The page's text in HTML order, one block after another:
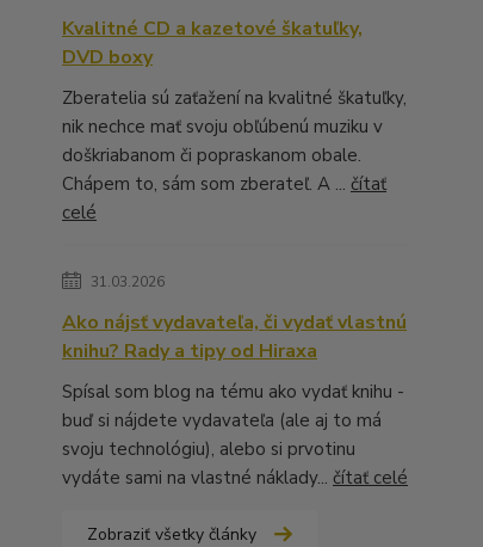
Kvalitné CD a kazetové škatuľky,
DVD boxy
Zberatelia sú zaťažení na kvalitné škatuľky,
nik nechce mať svoju obľúbenú muziku v
doškriabanom či popraskanom obale.
Chápem to, sám som zberateľ. A ... čítať
celé
31.03.2026
Ako nájsť vydavateľa, či vydať vlastnú
knihu? Rady a tipy od Hiraxa
Spísal som blog na tému ako vydať knihu -
buď si nájdete vydavateľa (ale aj to má
svoju technológiu), alebo si prvotinu
vydáte sami na vlastné náklady... čítať celé
Zobraziť všetky články